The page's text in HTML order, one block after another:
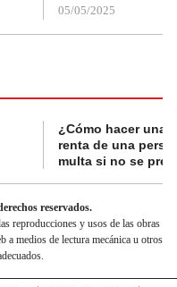
05/05/2025
¿Cómo hacer una
renta de una
multa si no se
reservados.
reproducciones y usos de las obras
a medios de lectura mecánica u otros